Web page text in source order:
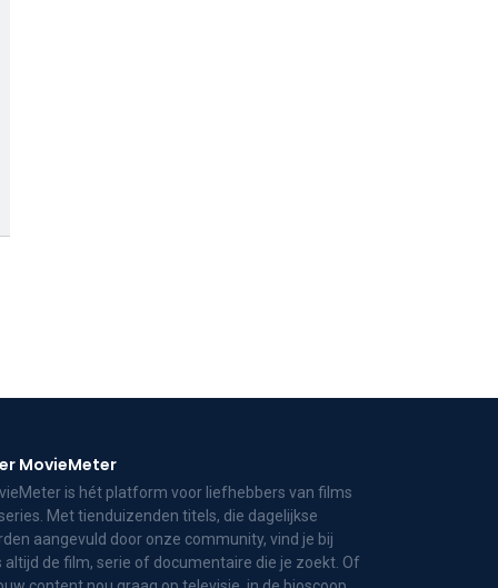
MovieMeter
is hét platform voor liefhebbers van films
Met tienduizenden titels, die dagelijkse
aangevuld door onze community, vind je bij
altijd de film, serie of documentaire die je zoekt. Of